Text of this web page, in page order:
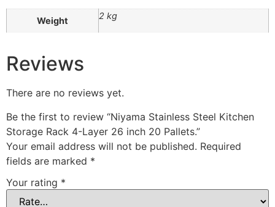
Weight 2 kg
Reviews
There are no reviews yet.
Be the first to review “Niyama Stainless Steel Kitchen
Storage Rack 4-Layer 26 inch 20 Pallets.”
Your email address will not be published. Required
fields are marked *
Your rating *